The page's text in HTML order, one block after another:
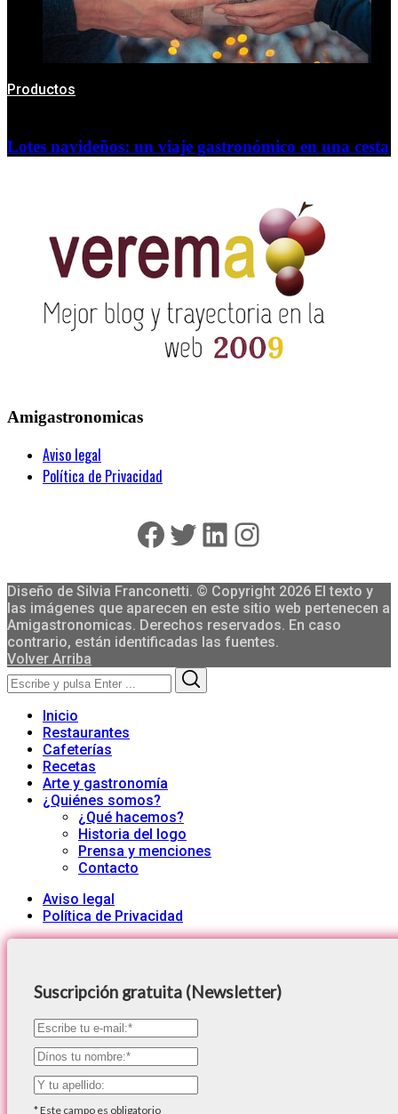
Productos
Lotes navideños: un viaje gastronómico en una cesta
Amigastronomicas
Aviso legal
Política de Privacidad
Facebook
Twitter
LinkedIn
Instagram
Diseño de Silvia Franconetti. © Copyright 2026 El texto y
las imágenes que aparecen en este sitio web pertenecen a
Amigastronomicas. Derechos reservados. En caso
contrario, están identificadas las fuentes.
Volver Arriba
Search
for:
Inicio
Restaurantes
Cafeterías
Recetas
Arte y gastronomía
¿Quiénes somos?
¿Qué hacemos?
Historia del logo
Prensa y menciones
Contacto
Aviso legal
Política de Privacidad
Suscripción gratuita (Newsletter)
*Este campo es obligatorio